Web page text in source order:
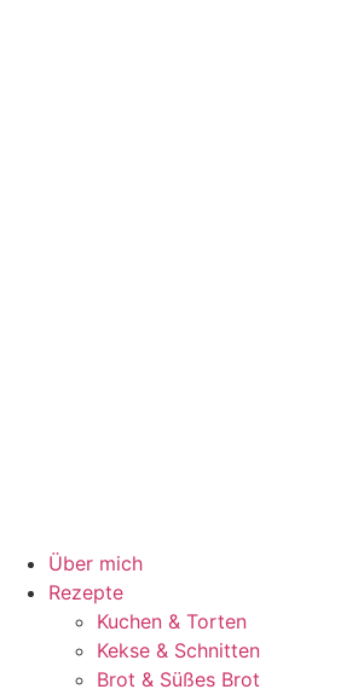
Über mich
Rezepte
Kuchen & Torten
Kekse & Schnitten
Brot & Süßes Brot